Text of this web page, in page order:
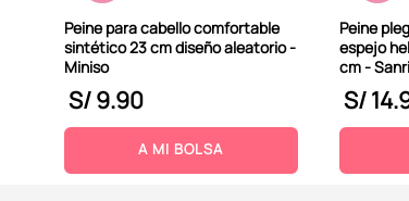
Peine para cabello comfortable
sintético 23 cm diseño aleatorio -
Miniso
S/9.90
A MI BOLSA
Peine
espejo
cm -
S/14.